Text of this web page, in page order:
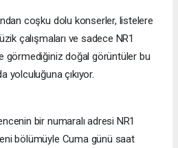
coşku dolu konserler, listelere
çalışmaları ve sadece NR1
görmediğiniz doğal görüntüler bu
yolculuğuna çıkıyor.
bir numaralı adresi NR1
bölümüyle Cuma günü saat